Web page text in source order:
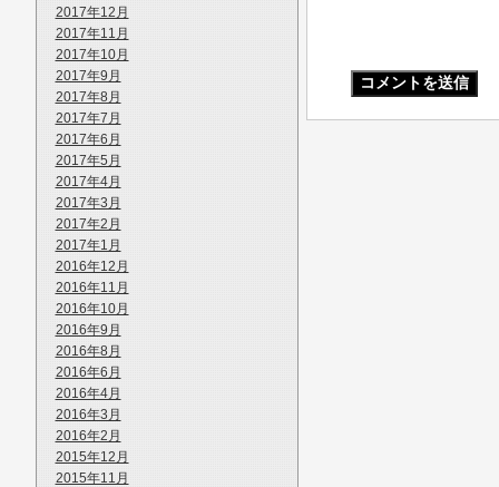
2017年12月
2017年11月
2017年10月
2017年9月
2017年8月
2017年7月
2017年6月
2017年5月
2017年4月
2017年3月
2017年2月
2017年1月
2016年12月
2016年11月
2016年10月
2016年9月
2016年8月
2016年6月
2016年4月
2016年3月
2016年2月
2015年12月
2015年11月